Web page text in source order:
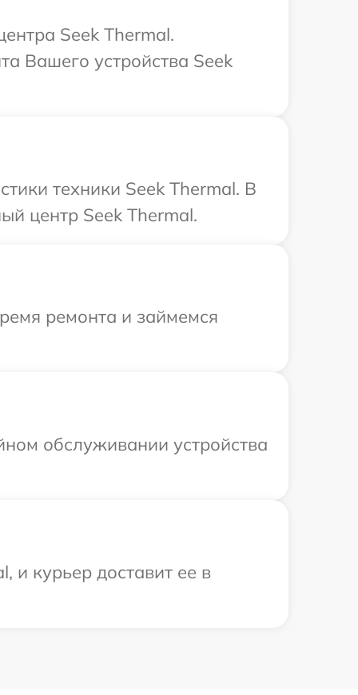
Seek Thermal.
Вашего устройства Seek
техники Seek Thermal. В
центр Seek Thermal.
ремонта и займемся
обслуживании устройства
и курьер доставит ее в